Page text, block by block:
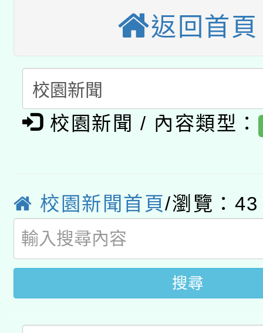
接種對象擴大為「滿6
接種之民眾」措施，延
月28日止
業技術研究院辦理「
動」
115年8月22日(星期六
桃園市孔廟祈福系列
開 智慧啟航」
2026年桃園地景藝術
「2026桃園藝術巡演
關事宜
轉知教育部國民及學前
國立臺灣師範大學辦
業成長研習」實施計畫
函轉國家教育研究院中
族教育國際趨勢與發展
新北市政府教育局辦理
師專業成長研習實施計
方素養工作坊新北場」
族語言臺北學習中心
「族語學習班」招生簡
轉知有關國立成功大學
文教學共融平台-教案
教育部國民及學前教育
年度COVID-19疫苗接
返回首頁
校園新聞 / 內容類型：
校園新聞首頁/瀏覽：43
搜尋